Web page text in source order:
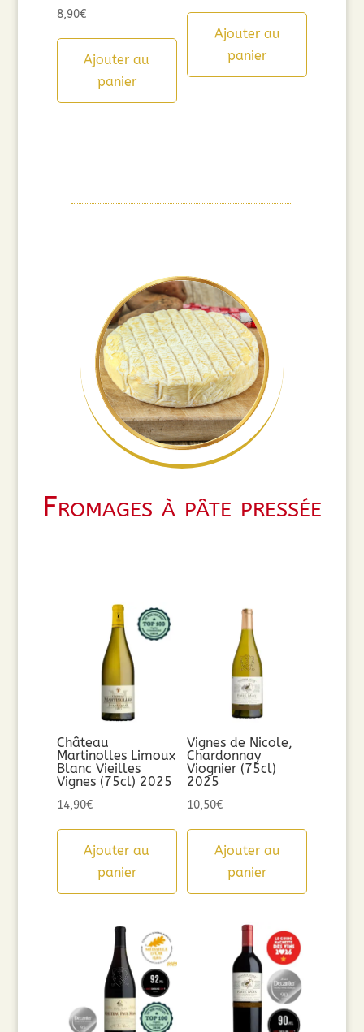
8,90€
Ajouter au
panier
Ajouter au
panier
Fromages à pâte pressée
Château
Martinolles Limoux
Blanc Vieilles
Vignes (75cl) 2025
14,90€
Ajouter au
panier
Vignes de Nicole,
Chardonnay
Viognier (75cl)
2025
10,50€
Ajouter au
panier